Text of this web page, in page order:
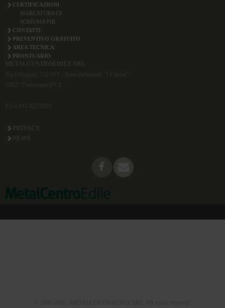
CERTIFICAZIONI
MARCATURA CE
SCHIUMA PIR
CONTATTI
PREVENTIVO GRATUITO
AREA TECNICA
PRONTUARIO